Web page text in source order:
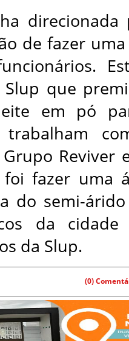
de fazer
Slup que
em pó
Reviver
foi fazer uma
do semi-
da
da Slup.
(0)